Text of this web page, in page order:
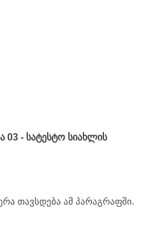
03 - სატესტო სიახლის
თავსდება ამ პარაგრაფში.